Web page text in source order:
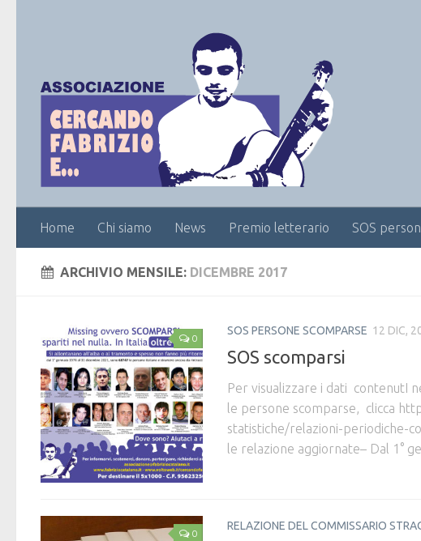
Home Chi siamo News Premio letterario SOS
ARCHIVIO MENSILE: DICEMBRE 2017
0
SOS PERSONE SCOMPARSE 12 DIC,
SOS scomparsi
Per visualizzare i dati contenutI
le persone scomparse, clicca
statistiche/relazioni-periodiche-
le relazione aggiornate– Dal 1°
0
RELAZIONE DEL COMMISSARIO